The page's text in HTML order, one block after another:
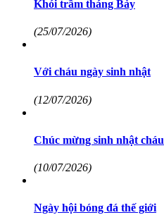
Khói trầm tháng Bảy
(25/07/2026)
Với cháu ngày sinh nhật
(12/07/2026)
Chúc mừng sinh nhật cháu
(10/07/2026)
Ngày hội bóng đá thế giới